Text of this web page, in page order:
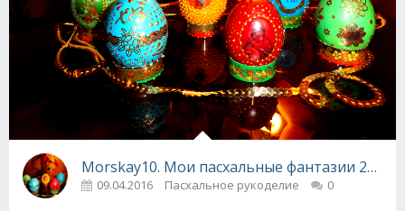
Morskay10. Мои пасхальные фантазии 2014
09.04.2016 Пасхальное рукоделие 0